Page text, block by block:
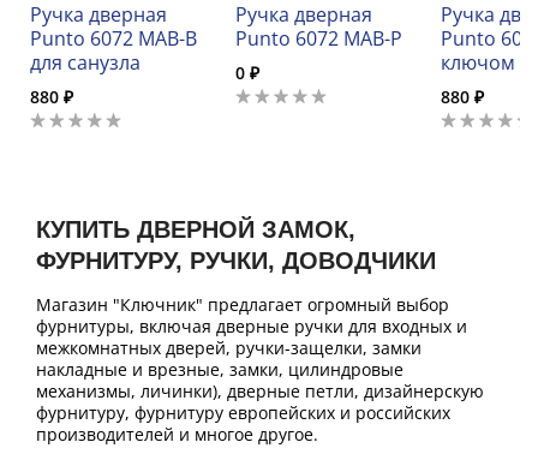
Ручка дверная
Punto 6072 MAB-B
для санузла
880 ₽
Ручка дверная
Punto 6072 MAB-P
0 ₽
Ручка
Punto
ключом
880 ₽
КУПИТЬ ДВЕРНОЙ ЗАМОК,
ФУРНИТУРУ, РУЧКИ, ДОВОДЧИКИ
Магазин "Ключник" предлагает огромный выбор
фурнитуры, включая дверные ручки для входных и
межкомнатных дверей, ручки-защелки, замки
накладные и врезные, замки, цилиндровые
механизмы, личинки), дверные петли, дизайнерскую
фурнитуру, фурнитуру европейских и российских
производителей и многое другое.